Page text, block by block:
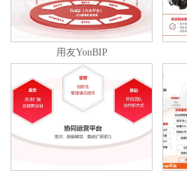
用友YonBIP